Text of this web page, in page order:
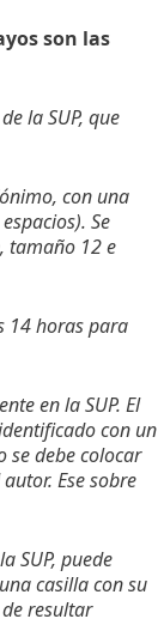
son las
la SUP, que
con una
Se
tamaño 12 e
14 horas para
en la SUP. El
con un
se debe colocar
Ese sobre
SUP, puede
casilla con su
resultar